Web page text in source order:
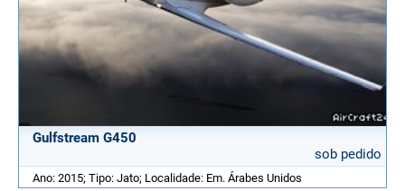
Gulfstream G450
sob pedido
Ano: 2015; Tipo: Jato; Localidade: Em. Árabes Unidos